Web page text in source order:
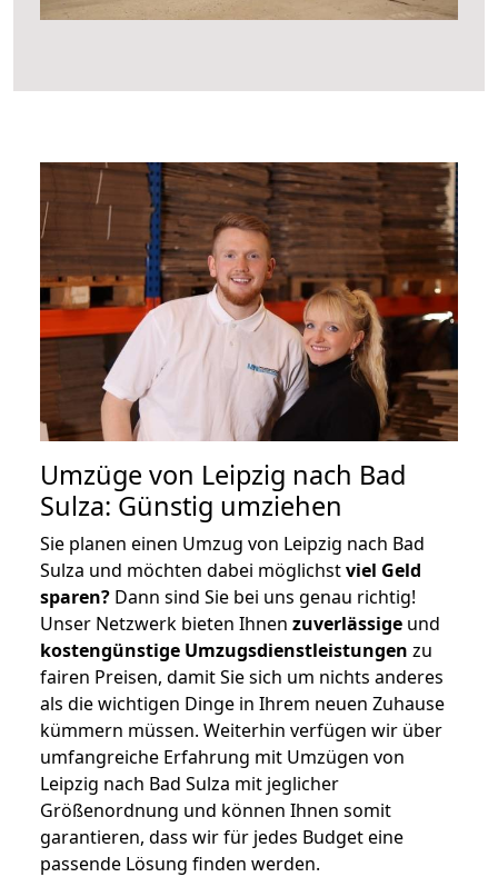
Umzüge von Leipzig nach Bad
Sulza: Günstig umziehen
Sie planen einen Umzug von Leipzig nach Bad
Sulza und möchten dabei möglichstviel Geld
sparen? Dann sind Sie bei uns genau richtig!
Unser Netzwerk bieten Ihnen zuverlässige und
kostengünstige Umzugsdienstleistungen zu
fairen Preisen, damit Sie sich um nichts anderes
als die wichtigen Dinge in Ihrem neuen Zuhause
kümmern müssen. Weiterhin verfügen wir über
umfangreiche Erfahrung mit Umzügen von
Leipzig nach Bad Sulza mit jeglicher
Größenordnung und können Ihnen somit
garantieren, dass wir für jedes Budget eine
passende Lösung finden werden.